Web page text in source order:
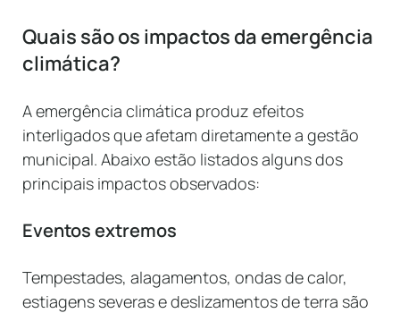
Quais são os impactos da emergência
climática?
A emergência climática produz efeitos
interligados que afetam diretamente a gestão
municipal. Abaixo estão listados alguns dos
principais impactos observados:
Eventos extremos
Tempestades, alagamentos, ondas de calor,
estiagens severas e deslizamentos de terra são